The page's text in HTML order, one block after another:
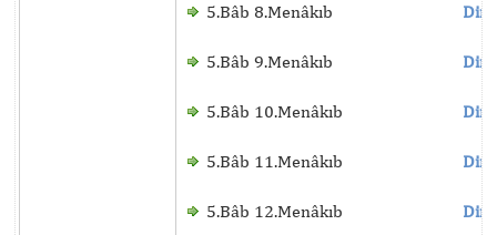
5.Bâb 8.Menâkıb
5.Bâb 9.Menâkıb
5.Bâb 10.Menâkıb
5.Bâb 11.Menâkıb
5.Bâb 12.Menâkıb